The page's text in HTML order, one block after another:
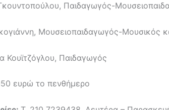
Παιδαγωγός-
Μουσειοπαιδαγωγός-Μουσικός
Κουϊτζόγλου, Παιδαγωγός
ευρώ το πενθήμερο